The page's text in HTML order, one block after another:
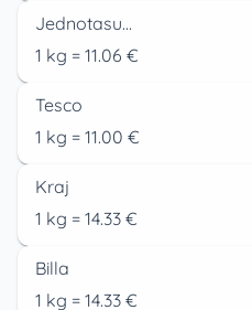
Jednotasupermarket
1 kg = 11.06 €
Tesco
1 kg = 11.00 €
Kraj
1 kg = 14.33 €
Billa
1 kg = 14.33 €